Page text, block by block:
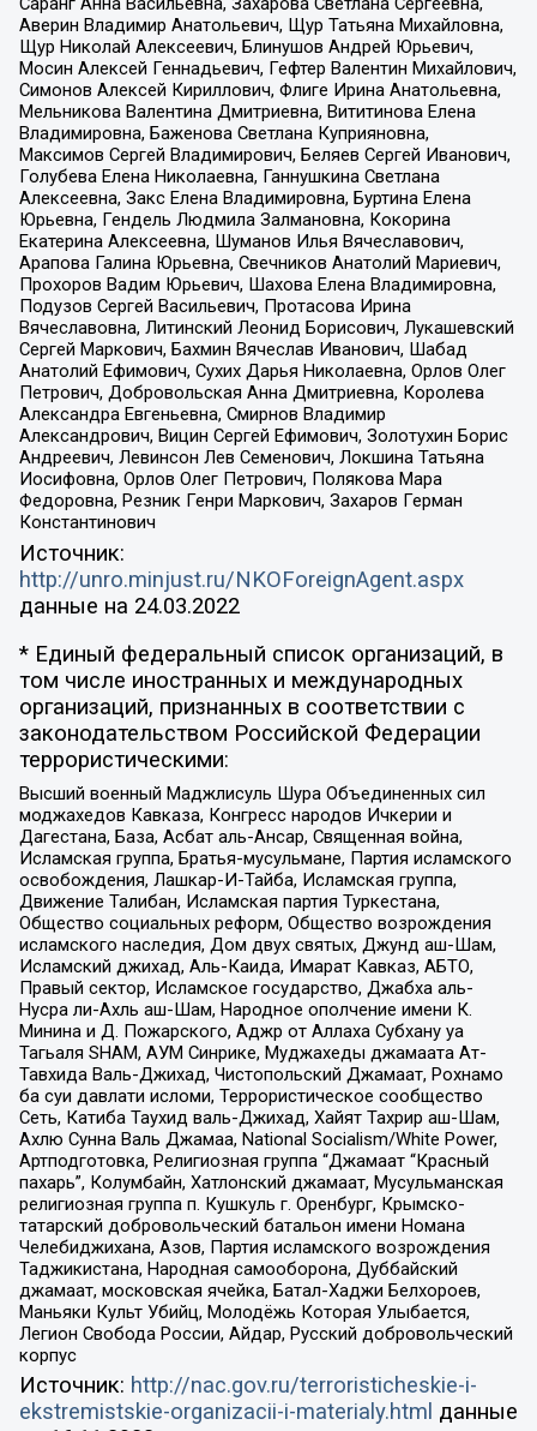
Аверин Владимир Анатольевич, Щур Татьяна Михайловна,
Щур Николай Алексеевич, Блинушов Андрей Юрьевич,
Мосин Алексей Геннадьевич, Гефтер Валентин Михайлович,
Симонов Алексей Кириллович, Флиге Ирина Анатольевна,
Мельникова Валентина Дмитриевна, Вититинова Елена
Владимировна, Баженова Светлана Куприяновна,
Максимов Сергей Владимирович, Беляев Сергей Иванович,
Голубева Елена Николаевна, Ганнушкина Светлана
Алексеевна, Закс Елена Владимировна, Буртина Елена
Юрьевна, Гендель Людмила Залмановна, Кокорина
Екатерина Алексеевна, Шуманов Илья Вячеславович,
Арапова Галина Юрьевна, Свечников Анатолий Мариевич,
Прохоров Вадим Юрьевич, Шахова Елена Владимировна,
Подузов Сергей Васильевич, Протасова Ирина
Вячеславовна, Литинский Леонид Борисович, Лукашевский
Сергей Маркович, Бахмин Вячеслав Иванович, Шабад
Анатолий Ефимович, Сухих Дарья Николаевна, Орлов Олег
Петрович, Добровольская Анна Дмитриевна, Королева
Александра Евгеньевна, Смирнов Владимир
Александрович, Вицин Сергей Ефимович, Золотухин Борис
Андреевич, Левинсон Лев Семенович, Локшина Татьяна
Иосифовна, Орлов Олег Петрович, Полякова Мара
Федоровна, Резник Генри Маркович, Захаров Герман
Константинович
Источник:
http://unro.minjust.ru/NKOForeignAgent.aspx
данные на 24.03.2022
* Единый федеральный список организаций, в
том числе иностранных и международных
организаций, признанных в соответствии с
законодательством Российской Федерации
террористическими:
Высший военный Маджлисуль Шура Объединенных сил
моджахедов Кавказа, Конгресс народов Ичкерии и
Дагестана, База, Асбат аль-Ансар, Священная война,
Исламская группа, Братья-мусульмане, Партия исламского
освобождения, Лашкар-И-Тайба, Исламская группа,
Движение Талибан, Исламская партия Туркестана,
Общество социальных реформ, Общество возрождения
исламского наследия, Дом двух святых, Джунд аш-Шам,
Исламский джихад, Аль-Каида, Имарат Кавказ, АБТО,
Правый сектор, Исламское государство, Джабха аль-
Нусра ли-Ахль аш-Шам, Народное ополчение имени К.
Минина и Д. Пожарского, Аджр от Аллаха Субхану уа
Тагьаля SHAM, АУМ Синрике, Муджахеды джамаата Ат-
Тавхида Валь-Джихад, Чистопольский Джамаат, Рохнамо
ба суи давлати исломи, Террористическое сообщество
Сеть, Катиба Таухид валь-Джихад, Хайят Тахрир аш-Шам,
Ахлю Сунна Валь Джамаа, National Socialism/White Power,
Артподготовка, Религиозная группа “Джамаат “Красный
пахарь”, Колумбайн, Хатлонский джамаат, Мусульманская
религиозная группа п. Кушкуль г. Оренбург, Крымско-
татарский добровольческий батальон имени Номана
Челебиджихана, Азов, Партия исламского возрождения
Таджикистана, Народная самооборона, Дуббайский
джамаат, московская ячейка, Батал-Хаджи Белхороев,
Маньяки Культ Убийц, Молодёжь Которая Улыбается,
Легион Свобода России, Айдар, Русский добровольческий
корпус
Источник: http://nac.gov.ru/terroristicheskie-i-
ekstremistskie-organizacii-i-materialy.html данные